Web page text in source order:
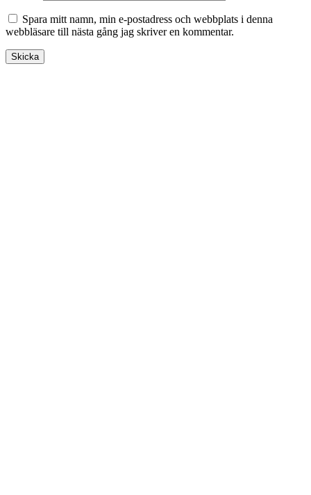
Spara mitt namn, min e-postadress och webbplats i denna
webbläsare till nästa gång jag skriver en kommentar.